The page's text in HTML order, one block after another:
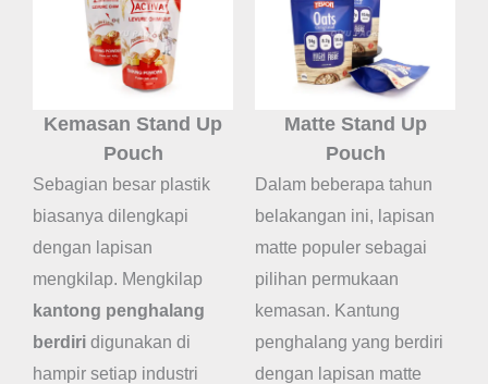
Kemasan Stand Up
Pouch
Sebagian besar plastik
biasanya dilengkapi
dengan lapisan
mengkilap. Mengkilap
kantong penghalang
berdiri digunakan di
hampir setiap industri
Matte Stand Up
Pouch
Dalam beberapa tahun
belakangan ini, lapisan
matte populer sebagai
pilihan permukaan
kemasan. Kantung
penghalang yang berdiri
dengan lapisan matte